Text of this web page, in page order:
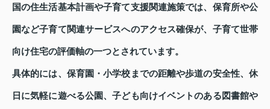
国の住生活基本計画や子育て支援関連施策では、保育所や公
園など子育て関連サービスへのアクセス確保が、子育て世帯
向け住宅の評価軸の一つとされています。
具体的には、保育園・小学校までの距離や歩道の安全性、休
日に気軽に遊べる公園、子ども向けイベントのある図書館や